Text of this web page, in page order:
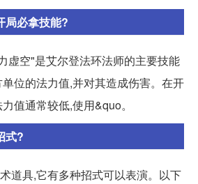
局必拿技能?
虚空"是艾尔登法环法师的主要技能
位的法力值,并对其造成伤害。在开
值通常较低,使用&quo。
式?
道具,它有多种招式可以表演。以下